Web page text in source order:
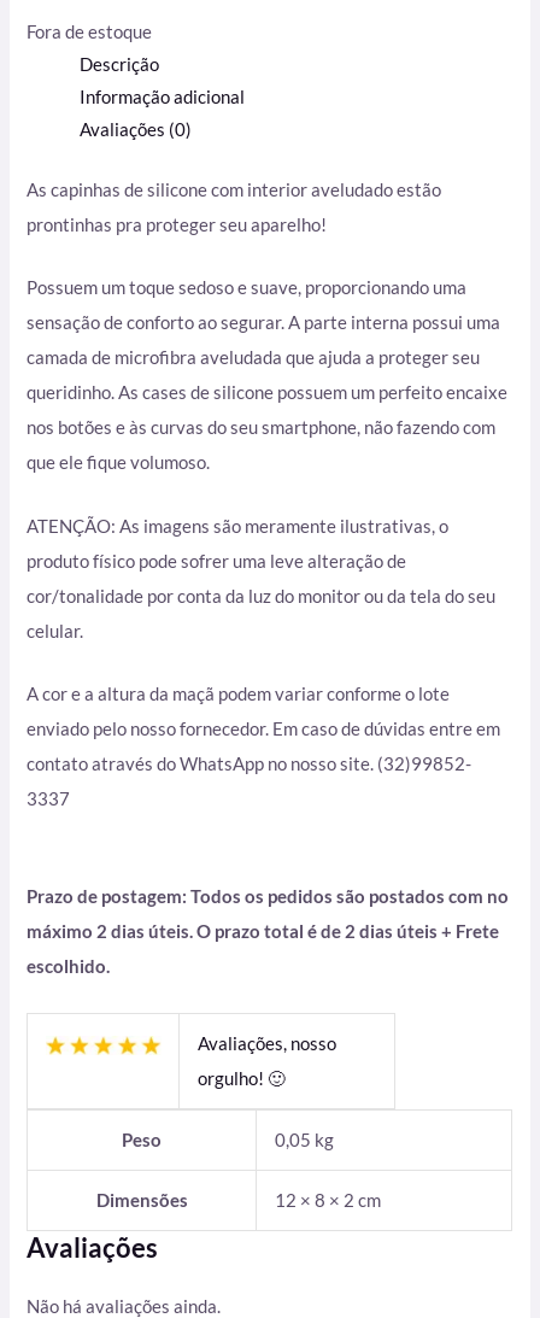
Fora de estoque
Descrição
Informação adicional
Avaliações (0)
As capinhas de silicone com interior aveludado estão
prontinhas pra proteger seu aparelho!
Possuem um toque sedoso e suave, proporcionando uma
sensação de conforto ao segurar. A parte interna possui uma
camada de microfibra aveludada que ajuda a proteger seu
queridinho. As cases de silicone possuem um perfeito encaixe
nos botões e às curvas do seu smartphone, não fazendo com
que ele fique volumoso.
ATENÇÃO: As imagens são meramente ilustrativas, o
produto físico pode sofrer uma leve alteração de
cor/tonalidade por conta da luz do monitor ou da tela do seu
celular.
A cor e a altura da maçã podem variar conforme o lote
enviado pelo nosso fornecedor. Em caso de dúvidas entre em
contato através do WhatsApp no nosso site. (32)99852-
3337
Prazo de postagem: Todos os pedidos são postados com no
máximo 2 dias úteis. O prazo total é de 2 dias úteis + Frete
escolhido.
Avaliações, nosso
orgulho! 🙂
Peso 0,05 kg
Dimensões 12 × 8 × 2 cm
Avaliações
Não há avaliações ainda.